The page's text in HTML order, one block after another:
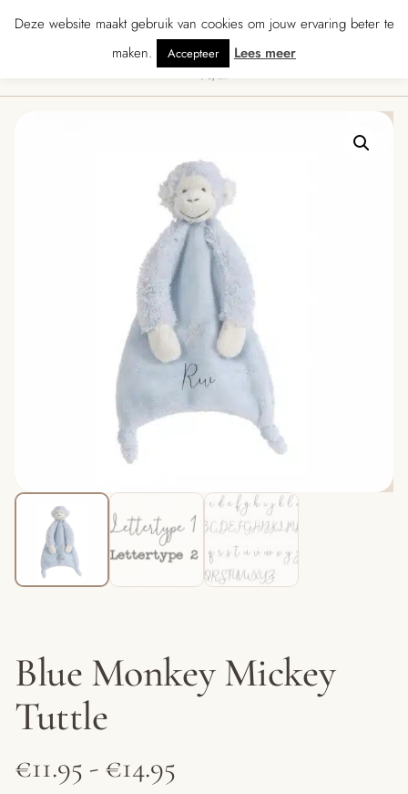
· Gratis verzending vanaf € 70 · Gratis kaartje met je bestelling •
Blue Monkey Mickey
Tuttle
€11.95 - €14.95
Deze website maakt gebruik van cookies om jouw ervaring beter te
maken.
Accepteer Lees meer